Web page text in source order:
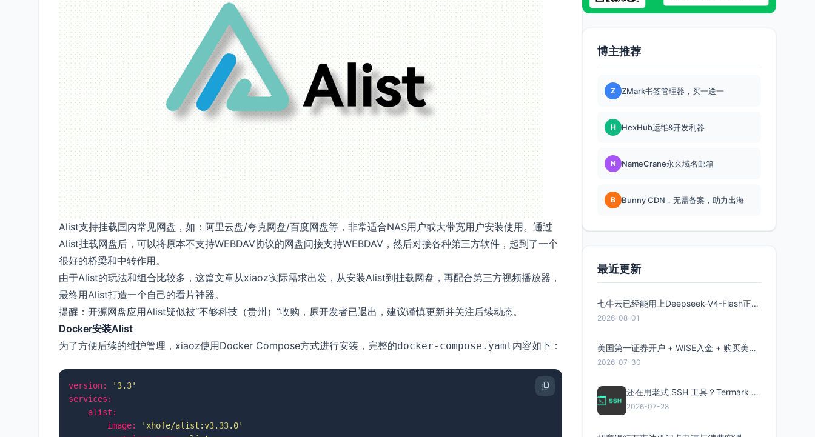
Alist支持挂载国内常见网盘，如：阿里云盘/夸克网盘/百度网盘等，非常适合NAS用户或大带宽用户安装使用。通过
Alist挂载网盘后，可以将原本不支持WEBDAV协议的网盘间接支持WEBDAV，然后对接各种第三方软件，起到了一个
很好的桥梁和中转作用。
由于Alist的玩法和组合比较多，这篇文章从xiaoz实际需求出发，从安装Alist到挂载网盘，再配合第三方视频播放器，
最终用Alist打造一个自己的看片神器。
提醒：开源网盘应用Alist疑似被“不够科技（贵州）”收购，原开发者已退出，建议谨慎更新并关注后续动态。
Docker安装Alist
为了方便后续的维护管理，xiaoz使用Docker Compose方式进行安装，完整的docker-compose.yaml 内容如下：
version:
'3.3'
services:
alist:
image:
'xhofe/alist:v3.33.0'
博主推荐
Z ZMark书签管理器，买一送一
H HexHub运维&开发利器
N NameCrane永久域名邮箱
B Bunny CDN，无需备案，助力出海
最近更新
七牛云已经能用上Deepseek-V4-Flash正式版了，点此领取300万Token
2026-08-01
美国第一证券开户 + WISE入金 + 购买美股全流程分享
2026-07-30
还在用老式 SSH 工具？Termark 新一代跨平台智能SSH客户端了解一下
2026-07-28